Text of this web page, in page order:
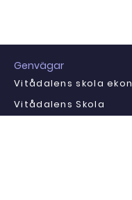
Genvägar
Vitådalens skola
Vitådalens Skola